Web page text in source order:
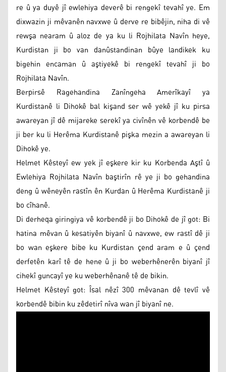
re û ya duyê jî ewlehiya deverê bi rengekî tevahî ye. Em
dixwazin ji mêvanên navxwe û derve re bibêjin, niha di vê
rewşa nearam û aloz de ya ku li Rojhilata Navîn heye,
Kurdistan ji bo van danûstandinan bûye landikek ku
bigehin encaman û aştiyekê bi rengekî tevahî ji bo
Rojhilata Navîn.
Berpirsê Ragehandina Zanîngeha Amerîkayî ya
Kurdistanê li Dihokê bal kişand ser wê yekê jî ku pirsa
awareyan jî dê mijareke serekî ya civînên vê korbendê be
ji ber ku li Herêma Kurdistanê pişka mezin a awareyan li
Dihokê ye.
Helmet Kêsteyî ew yek jî eşkere kir ku Korbenda Aştî û
Ewlehiya Rojhilata Navîn baştirîn rê ye ji bo gehandina
deng û wêneyên rastîn ên Kurdan û Herêma Kurdistanê ji
bo cîhanê.
Di derheqa giringiya vê korbendê ji bo Dihokê de jî got: Bi
hatina mêvan û kesatiyên biyanî û navxwe, ew rastî dê ji
bo wan eşkere bibe ku Kurdistan çend aram e û çend
derfetên karî tê de hene û ji bo weberhênerên biyanî jî
cihekî guncayî ye ku weberhênanê tê de bikin.
Helmet Kêsteyî got: Îsal nêzî 300 mêvanan dê tevlî vê
korbendê bibin ku zêdetirî nîva wan jî biyanî ne.